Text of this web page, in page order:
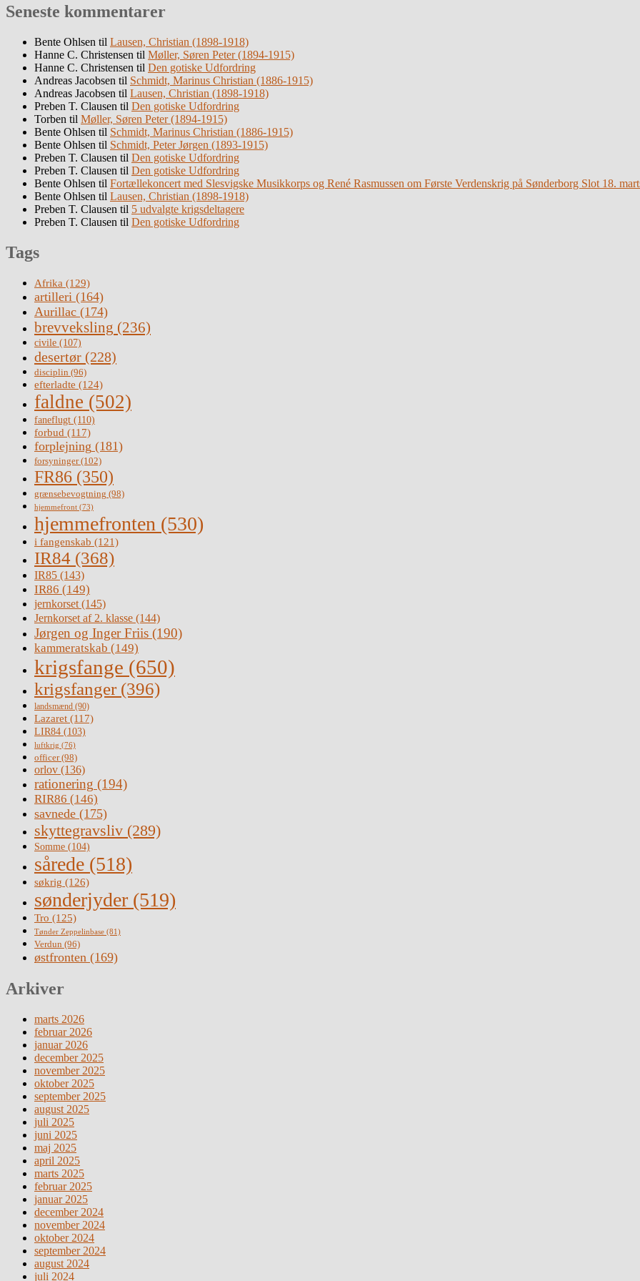
Seneste kommentarer
Bente Ohlsen til Lausen, Christian (1898-1918)
Hanne C. Christensen til Møller, Søren Peter (1894-1915)
Hanne C. Christensen til Den gotiske Udfordring
Andreas Jacobsen til Schmidt, Marinus Christian (1886-1915)
Andreas Jacobsen til Lausen, Christian (1898-1918)
Preben T. Clausen til Den gotiske Udfordring
Torben til Møller, Søren Peter (1894-1915)
Bente Ohlsen til Schmidt, Marinus Christian (1886-1915)
Bente Ohlsen til Schmidt, Peter Jørgen (1893-1915)
Preben T. Clausen til Den gotiske Udfordring
Preben T. Clausen til Den gotiske Udfordring
Bente Ohlsen til Fortællekoncert med Slesvigske Musikkorps og René Rasmussen om Første Verdenskrig på Sønderborg Slot 18.
Bente Ohlsen til Lausen, Christian (1898-1918)
Preben T. Clausen til 5 udvalgte krigsdeltagere
Preben T. Clausen til Den gotiske Udfordring
Tags
Afrika (129)
artilleri (164)
Aurillac (174)
brevveksling (236)
civile (107)
desertør (228)
disciplin (96)
efterladte (124)
faldne (502)
faneflugt (110)
forbud (117)
forplejning (181)
forsyninger(102)
FR86 (350)
grænsebevogtning (98)
hjemmefront (73)
hjemmefronten (530)
i fangenskab (121)
IR84 (368)
IR85 (143)
IR86 (149)
jernkorset (145)
Jernkorset af 2. klasse (144)
Jørgen og Inger Friis (190)
kammeratskab (149)
krigsfange (650)
krigsfanger (396)
landsmænd (90)
Lazaret (117)
LIR84 (103)
luftkrig (76)
officer(98)
orlov (136)
rationering (194)
RIR86 (146)
savnede (175)
skyttegravsliv (289)
Somme (104)
sårede (518)
søkrig (126)
sønderjyder (519)
Tro (125)
Tønder Zeppelinbase (81)
Verdun (96)
østfronten (169)
Arkiver
marts 2026
februar 2026
januar 2026
december 2025
november 2025
oktober 2025
september 2025
august 2025
juli 2025
juni 2025
maj 2025
april 2025
marts 2025
februar 2025
januar 2025
december 2024
november 2024
oktober 2024
september 2024
august 2024
juli 2024